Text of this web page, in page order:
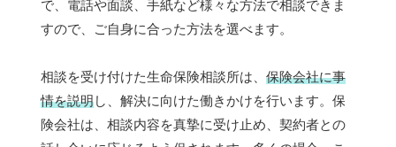
で、電話や面談、手紙など様々な方法で相談できま
すので、ご自身に合った方法を選べます。
相談を受け付けた生命保険相談所は、 保険会社に事
情を説明し、解決に向けた働きかけを行います。保
険会社は、相談内容を真摯に受け止め、契約者との